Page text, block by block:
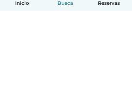
Inicio Busca Reservas